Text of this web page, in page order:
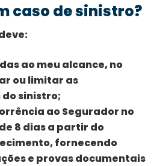
caso de sinistro?
ao meu alcance, no
ou limitar as
sinistro;
ao Segurador no
8 dias a partir do
fornecendo
e provas documentais